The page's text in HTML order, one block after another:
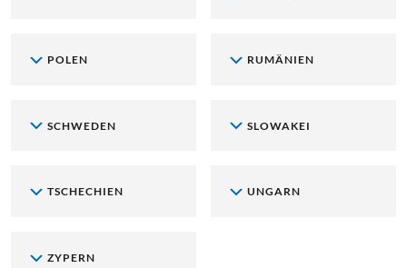
POLEN RUMÄNIEN
SCHWEDEN SLOWAKEI
TSCHECHIEN UNGARN
ZYPERN